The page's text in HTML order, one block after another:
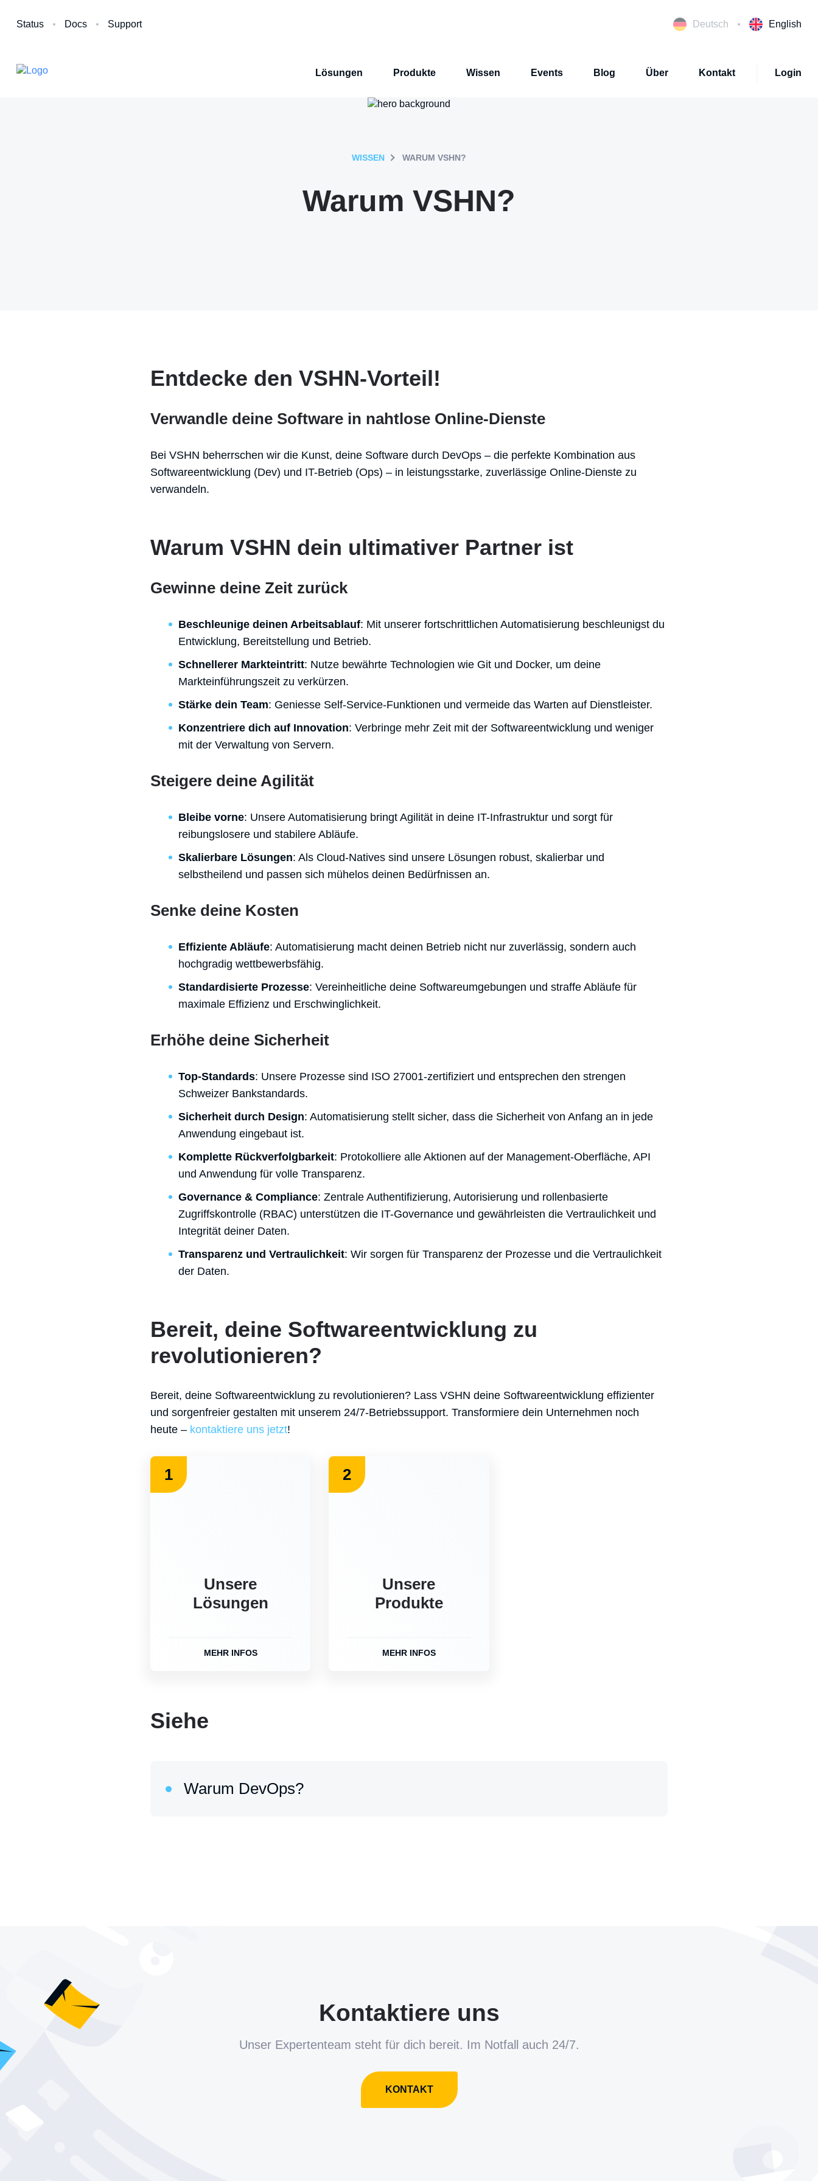
Status Docs Support Deutsch English
Lösungen Produkte Wissen Events Blog Über Kontakt Login
WISSEN WARUM VSHN?
Warum VSHN?
Entdecke den VSHN-Vorteil!
Verwandle deine Software in nahtlose Online-Dienste
Bei VSHN beherrschen wir die Kunst, deine Software durch DevOps – die perfekte Kombination aus
Softwareentwicklung (Dev) und IT-Betrieb (Ops) – in leistungsstarke, zuverlässige Online-Dienste zu
verwandeln.
Warum VSHN dein ultimativer Partner ist
Gewinne deine Zeit zurück
Beschleunige deinen Arbeitsablauf: Mit unserer fortschrittlichen Automatisierung beschleunigst du
Entwicklung, Bereitstellung und Betrieb.
Schnellerer Markteintritt: Nutze bewährte Technologien wie Git und Docker, um deine
Markteinführungszeit zu verkürzen.
Stärke dein Team: Geniesse Self-Service-Funktionen und vermeide das Warten auf Dienstleister.
Konzentriere dich auf Innovation: Verbringe mehr Zeit mit der Softwareentwicklung und weniger
mit der Verwaltung von Servern.
Steigere deine Agilität
Bleibe vorne: Unsere Automatisierung bringt Agilität in deine IT-Infrastruktur und sorgt für
reibungslosere und stabilere Abläufe.
Skalierbare Lösungen: Als Cloud-Natives sind unsere Lösungen robust, skalierbar und
selbstheilend und passen sich mühelos deinen Bedürfnissen an.
Senke deine Kosten
Effiziente Abläufe: Automatisierung macht deinen Betrieb nicht nur zuverlässig, sondern auch
hochgradig wettbewerbsfähig.
Standardisierte Prozesse: Vereinheitliche deine Softwareumgebungen und straffe Abläufe für
maximale Effizienz und Erschwinglichkeit.
Erhöhe deine Sicherheit
Top-Standards: Unsere Prozesse sind ISO 27001-zertifiziert und entsprechen den strengen
Schweizer Bankstandards.
Sicherheit durch Design: Automatisierung stellt sicher, dass die Sicherheit von Anfang an in jede
Anwendung eingebaut ist.
Komplette Rückverfolgbarkeit: Protokolliere alle Aktionen auf der Management-Oberfläche, API
und Anwendung für volle Transparenz.
Governance & Compliance: Zentrale Authentifizierung, Autorisierung und rollenbasierte
Zugriffskontrolle (RBAC) unterstützen die IT-Governance und gewährleisten die Vertraulichkeit und
Integrität deiner Daten.
Transparenz und Vertraulichkeit: Wir sorgen für Transparenz der Prozesse und die Vertraulichkeit
der Daten.
Bereit, deine Softwareentwicklung zu
revolutionieren?
Bereit, deine Softwareentwicklung zu revolutionieren? Lass VSHN deine Softwareentwicklung effizienter
und sorgenfreier gestalten mit unserem 24/7-Betriebssupport. Transformiere dein Unternehmen noch
heute – kontaktiere uns jetzt!
1
Unsere
Lösungen
MEHR INFOS
2
Unsere
Produkte
MEHR INFOS
Siehe
Warum DevOps?
Kontaktiere uns
Unser Expertenteam steht für dich bereit. Im Notfall auch 24/7.
KONTAKT